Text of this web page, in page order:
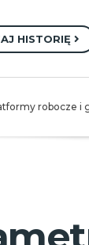
HISTORIĘ
robocze i